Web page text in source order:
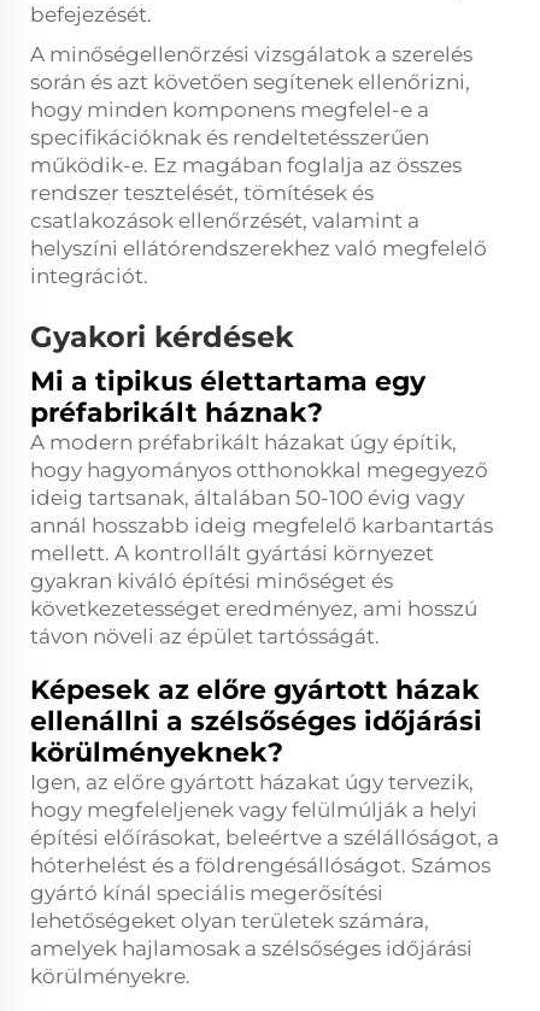
befejezését.
A minőségellenőrzési vizsgálatok a szerelés
során és azt követően segítenek ellenőrizni,
hogy minden komponens megfelel-e a
specifikációknak és rendeltetésszerűen
működik-e. Ez magában foglalja az összes
rendszer tesztelését, tömítések és
csatlakozások ellenőrzését, valamint a
helyszíni ellátórendszerekhez való megfelelő
integrációt.
Gyakori kérdések
Mi a tipikus élettartama egy
préfabrikált háznak?
A modern préfabrikált házakat úgy építik,
hogy hagyományos otthonokkal megegyező
ideig tartsanak, általában 50-100 évig vagy
annál hosszabb ideig megfelelő karbantartás
mellett. A kontrollált gyártási környezet
gyakran kiváló építési minőséget és
következetességet eredményez, ami hosszú
távon növeli az épület tartósságát.
Képesek az előre gyártott házak
ellenállni a szélsőséges időjárási
körülményeknek?
Igen, az előre gyártott házakat úgy tervezik,
hogy megfeleljenek vagy felülmúlják a helyi
építési előírásokat, beleértve a szélállóságot, a
hóterhelést és a földrengésállóságot. Számos
gyártó kínál speciális megerősítési
lehetőségeket olyan területek számára,
amelyek hajlamosak a szélsőséges időjárási
körülményekre.